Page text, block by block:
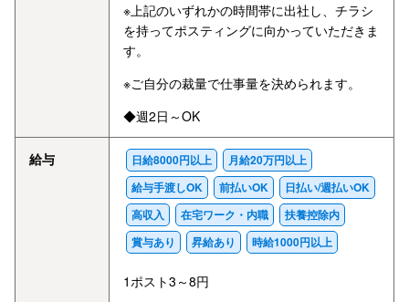
※上記のいずれかの時間帯に出社し、チラシ
を持ってポスティングに向かっていただきま
す。
※ご自分の裁量で仕事量を決められます。
◆週2日～OK
給与 日給8000円以上
月給20万円以上
給与手渡しOK
前払いOK
日払い/週払いOK
高収入
在宅ワーク・内職
扶養控除内
賞与あり
昇給あり 時給1000円以上
1ポスト3～8円